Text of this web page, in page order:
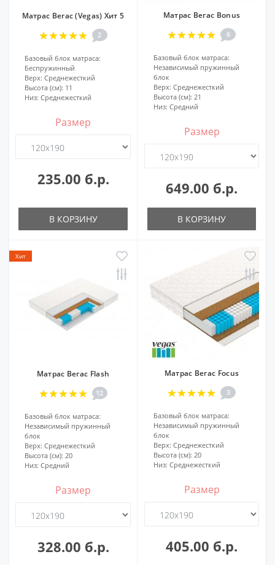
Матрас Вегас (Vegas) Хит 5
2
Базовый блок матраса:
Беспружинный
Верх: Среднежесткий
Высота (см): 11
Низ: Среднежесткий
Размер
235.00 б.р.
В КОРЗИНУ
Матрас Вегас Bonus
6
Базовый блок матраса:
Независимый пружинный
блок
Верх: Среднежесткий
Высота (см): 21
Низ: Средний
Размер
649.00 б.р.
В КОРЗИНУ
Хит
Матрас Вегас Flash
12
Базовый блок матраса:
Независимый пружинный
блок
Верх: Среднежесткий
Высота (см): 20
Низ: Средний
Размер
328.00 б.р.
Матрас Вегас Focus
3
Базовый блок матраса:
Независимый пружинный
блок
Верх: Среднежесткий
Высота (см): 20
Низ: Среднежесткий
Размер
405.00 б.р.